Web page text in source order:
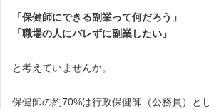
「保健師にできる副業って何だろう」
「職場の人にバレずに副業したい」
と考えていませんか。
保健師の約70%は行政保健師（公務員）と